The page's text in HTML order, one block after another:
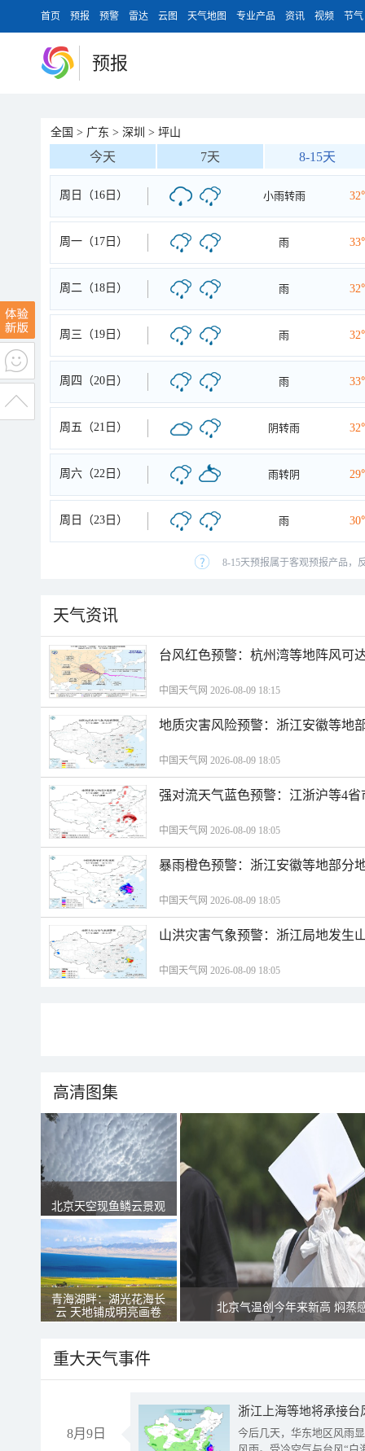
首页 预报 预警 雷达 云图 天气地图 专业产品 资讯 视频 节气
预报
全国 > 广东 > 深圳 > 坪山
今天 7天 8-15天
周日（16日） 小雨转雨
周一（17日） 雨
周二（18日） 雨
周三（19日） 雨
周四（20日） 雨
周五（21日） 阴转雨
周六（22日） 雨转阴
周日（23日） 雨
8-15天预报属于客观预报产品，
天气资讯
台风红色预警：杭州湾等地阵风可
中国天气网 2026-08-09 18:15
地质灾害风险预警：浙江安徽等地
中国天气网 2026-08-09 18:05
强对流天气蓝色预警：江浙沪等4
中国天气网 2026-08-09 18:05
暴雨橙色预警：浙江安徽等地部分
中国天气网 2026-08-09 18:05
山洪灾害气象预警：浙江局地发生
中国天气网 2026-08-09 18:05
高清图集
北京天空现鱼鳞云景观
青海湖畔：湖光花海长
云 天地铺成明亮画卷
北京气温创今年来新高 焖蒸
重大天气事件
8月9日
浙江上海等地将承接台
今后几天，华东地区风雨